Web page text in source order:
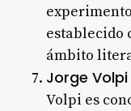
establecido
ámbito
Jorge Volpi
Volpi es